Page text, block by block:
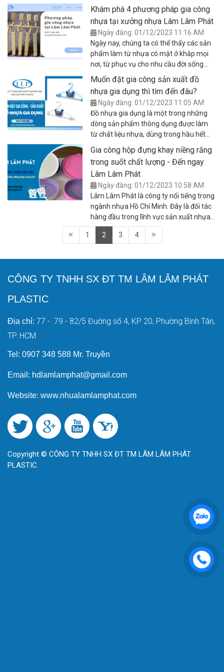
tốt nhất thị trường.
mạnh mẽ về công nghệ và quy trình sản
xuất. Và với nhu cầu ngày càng cao của
đời sống, việc tạo nên các sản phẩm
nhựa chất lượng cao đến từng chi tiết
luôn mối quan tâm hàng đầu của nhiều
doanh nghiệp. Nhưng để đạt được điều
đó thì phải có khuôn mẫu nhựa có độ
chính xác cao, đáp ứng yêu cầu kỹ thuật
và hiệu quả làm việc.
Khám phá 4 phương pháp gia công
nhựa tại xưởng nhựa Lâm Lâm Phát
Ngày đăng: 01/12/2023 11:16 AM
Ngày nay, chúng ta có thể thấy các sản
phẩm làm từ nhựa có mặt ở khắp mọi
nơi, từ phục vụ cho nhu cầu đời sống
đến sản xuất, xây dựng. Và bạn cũng có
thể nhận thấy rằng, các sản phẩm này
rất đa dạng về hình dáng, kích thước lẫn
màu sắc. Là bởi chúng được chế tạo
bằng nhiều phương pháp gia công nhựa
khác nhau. Và là một xưởng nhựa uy tín,
chất lượng, Lâm Lâm Phát cũng áp
dụng nhiều phương pháp gia công nhựa,
không chỉ muốn cung cấp sản phẩm
theo yêu cầu của khách hàng mà còn để
gia tăng độ cạnh tranh trên thị trường.
Trong bài viết hôm nay chúng tôi sẽ giới
thiệu đến bạn đọc 4 phương pháp gia
công nhựa được sử dụng chủ yếu tại
xưởng nhựa Lâm Lâm Phát, hãy cùng
theo dõi nhé.
Muốn đặt gia công sản xuất đồ
nhựa gia dụng thì tìm đến đâu?
Ngày đăng: 01/12/2023 11:05 AM
Đồ nhựa gia dụng là một trong những
dòng sản phẩm thông dụng được làm
từ chất liệu nhựa, dùng trong hầu hết
các hoạt động hàng ngày của mọi gia
đình. Việc đặt gia công sản xuất đồ nhựa
gia dụng đã và đang ngày càng phổ biến
trên thị trường, không chỉ mang lại sự
linh hoạt tùy chỉnh cho khách hàng, mà
còn đặc biệt tạo nên sản phẩm đúng với
mong muốn, đáp ứng tốt nhất nhu cầu
người dùng.
Gia công hộp đựng khay niềng răng
trong suốt chất lượng - Đến ngay
Lâm Lâm Phát
Ngày đăng: 01/12/2023 10:58 AM
Lâm Lâm Phát là công ty nổi tiếng trong
ngành nhựa Hồ Chí Minh. Đây là đối tác
hàng đầu trong lĩnh vực sản xuất nhựa
với hạng mục sản phẩm trải dài từ dân
dụng, nông nghiệp, công nghiệp đến y
răng trong suốt là một trong những dịch
doanh số ấn tượng. Vậy dịch vụ này có
1 2 3 4
CÔNG TY TNHH SX ĐT TM LÂM LÂM PHÁT
PLASTIC
Địa chỉ: 77 - 79 - 82/5 Đường số 4, KP 20, Phường Bình Tân,
TP. HCM
Tel: 0907 348 588 Mr. Truyền
Email: hdlamlamphat@gmail.com
Website: www.nhualamlamphat.com
Copyright © CÔNG TY TNHH SX ĐT TM LÂM LÂM PHÁT
PLASTIC.